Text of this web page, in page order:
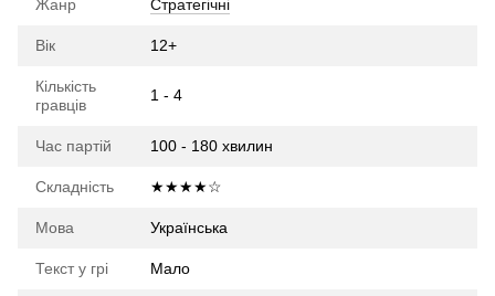
Жанр Стратегічні
Вік 12+
Кількість
гравців
1 - 4
Час партій 100 - 180 хвилин
Складність ★★★★☆
Мова Українська
Текст у грі Мало